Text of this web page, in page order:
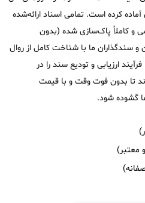
کرده است. تمامی اسناد ارائه‌شده
و کاملاً پاک‌سازی شده (بدون
سندگذاران ما با شناخت کامل از روال
ارزیابی و تودیع سند را در
تا بدون فوت وقت و با قیمت
گشوده شود.
معتبر)